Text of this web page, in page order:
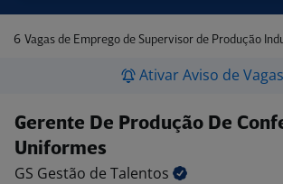
6 Vagas de Emprego de Supervisor de Produção Industrial em São José dos
Ativar Aviso de Vagas
Gerente De Produção De
Uniformes
GS Gestão de Talentos